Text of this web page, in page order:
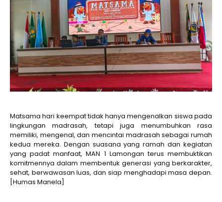
Matsama hari keempat tidak hanya mengenalkan siswa pada
lingkungan madrasah, tetapi juga menumbuhkan rasa
memiliki, mengenal, dan mencintai madrasah sebagai rumah
kedua mereka. Dengan suasana yang ramah dan kegiatan
yang padat manfaat, MAN 1 Lamongan terus membuktikan
komitmennya dalam membentuk generasi yang berkarakter,
sehat, berwawasan luas, dan siap menghadapi masa depan.
[Humas Manela]